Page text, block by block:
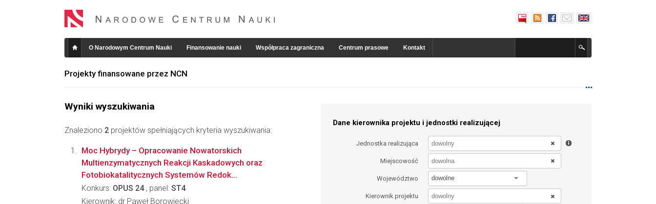
O Narodowym Centrum Nauki Finansowanie nauki Współpraca zagraniczna Centrum prasowe Kontakt
Projekty finansowane przez NCN
Wyniki wyszukiwania
Znaleziono 2 projektów spełniających kryteria wyszukiwania:
Dane kierownika projektu i jednostki realizującej
Jednostka realizująca
Miejscowość
Województwo dowolne
Kierownik projektu
Moc Hybrydy – Opracowanie Nowatorskich
Multienzymatycznych Reakcji Kaskadowych oraz
Fotobiokatalitycznych Systemów Redok...
Konkurs: OPUS 24, panel: ST4
Kierownik: dr Paweł Borowiecki